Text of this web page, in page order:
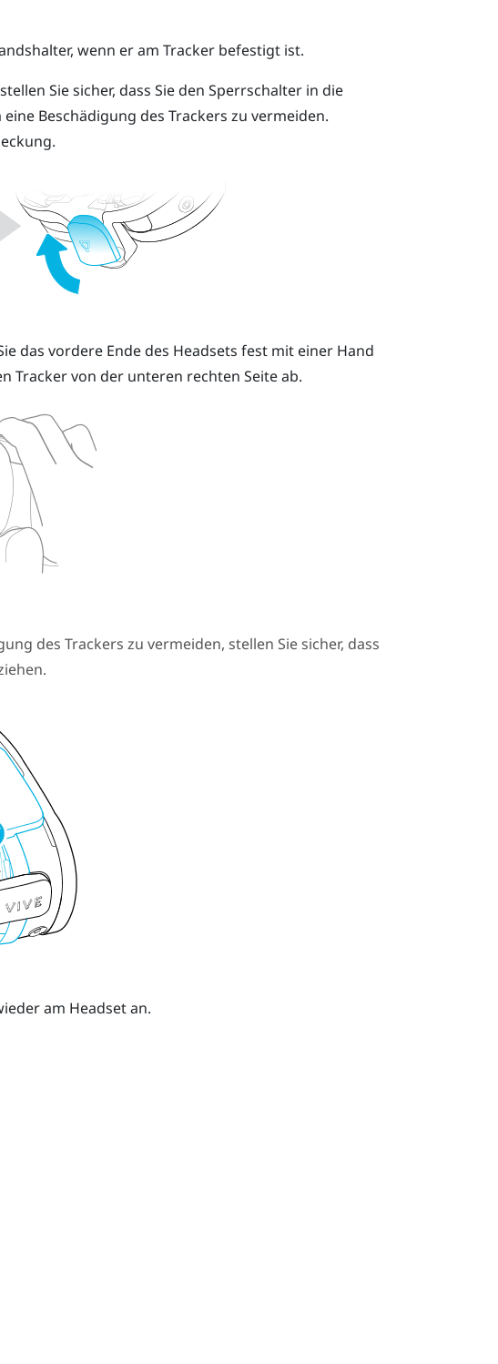
wenn er am Tracker befestigt ist.
Sie sicher, dass Sie den Sperrschalter in die
Beschädigung des Trackers zu vermeiden.
das vordere Ende des Headsets fest mit einer Hand
Tracker von der unteren rechten Seite ab.
des Trackers zu vermeiden, stellen Sie sicher, dass
am Headset an.